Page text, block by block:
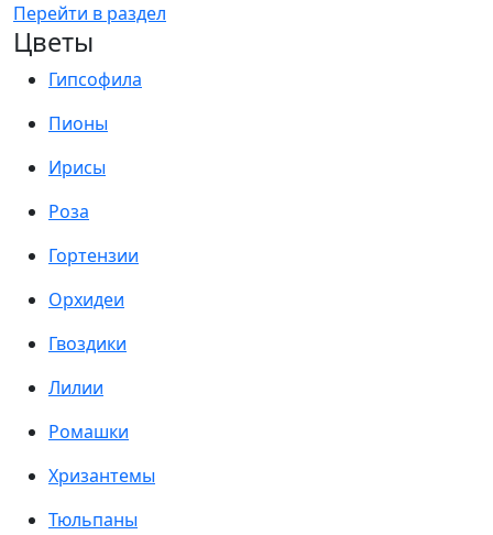
Перейти в раздел
Цветы
Гипсофила
Пионы
Ирисы
Роза
Гортензии
Орхидеи
Гвоздики
Лилии
Ромашки
Хризантемы
Тюльпаны